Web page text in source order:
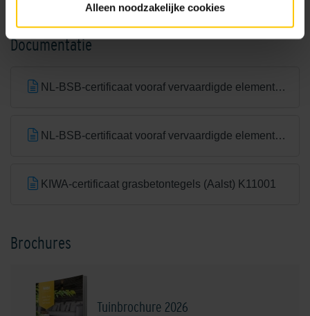
Alleen noodzakelijke cookies
Documentatie
NL-BSB-certificaat vooraf vervaardigde elementen van beton
NL-BSB-certificaat vooraf vervaardigde elementen van beton (Aalst) K20305
KIWA-certificaat grasbetontegels (Aalst) K11001
Brochures
Tuinbrochure 2026